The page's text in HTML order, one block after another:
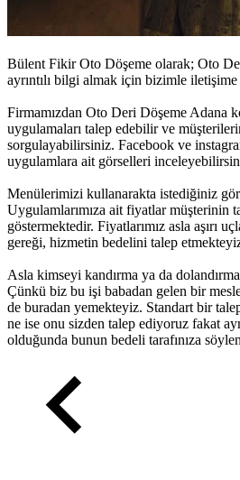
Bülent Fikir Oto Döşeme olarak; Oto
ayrıntılı bilgi almak için bizimle
Firmamızdan Oto Deri Döşeme Adana
uygulamaları talep edebilir ve
sorgulayabilirsiniz. Facebook ve
uygulamlara ait görselleri
Menülerimizi kullanarakta istediğiniz
Uygulamlarımıza ait fiyatlar müşterinin
göstermektedir. Fiyatlarımız asla aşırı
gereği, hizmetin bedelini talep
Asla kimseyi kandırma ya da
Çünkü biz bu işi babadan gelen bir
de buradan yemekteyiz. Standart bir
ne ise onu sizden talep ediyoruz fakat
olduğunda bunun bedeli tarafınıza